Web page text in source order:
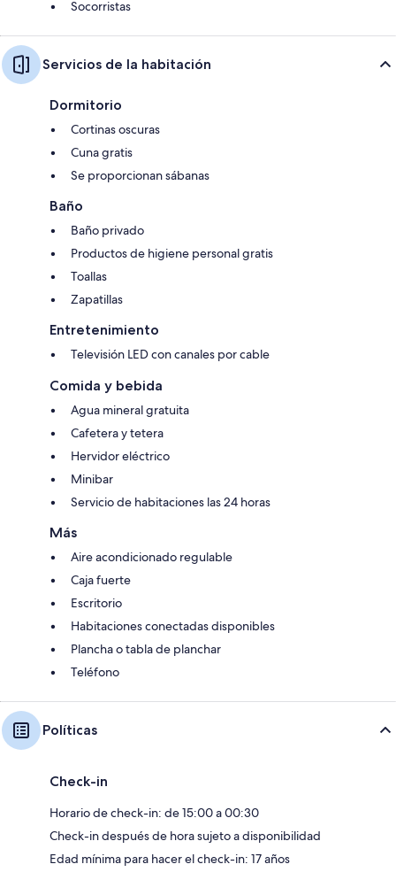
Socorristas
Servicios de la habitación
Dormitorio
Cortinas oscuras
Cuna gratis
Se proporcionan sábanas
Baño
Baño privado
Productos de higiene personal gratis
Toallas
Zapatillas
Entretenimiento
Televisión LED con canales por cable
Comida y bebida
Agua mineral gratuita
Cafetera y tetera
Hervidor eléctrico
Minibar
Servicio de habitaciones las 24 horas
Más
Aire acondicionado regulable
Caja fuerte
Escritorio
Habitaciones conectadas disponibles
Plancha o tabla de planchar
Teléfono
Políticas
Check-in
Horario de check-in: de 15:00 a 00:30
Check-in después de hora sujeto a disponibilidad
Edad mínima para hacer el check-in: 17 años